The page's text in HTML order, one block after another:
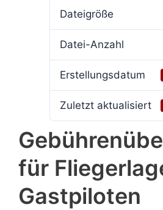
Dateigröße
Datei-Anzahl
Erstellungsdatum
Zuletzt aktualisiert
für
Gastpiloten